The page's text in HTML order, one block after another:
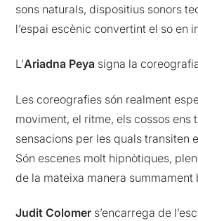
sons naturals, dispositius sonors
l’espai escènic convertint el so en
L’Ariadna Peya signa la
Les coreografies són realment
moviment, el ritme, els cossos ens
sensacions per les quals transiten
Són escenes molt hipnòtiques,
de la mateixa manera summament
Judit Colomer s’encarrega de